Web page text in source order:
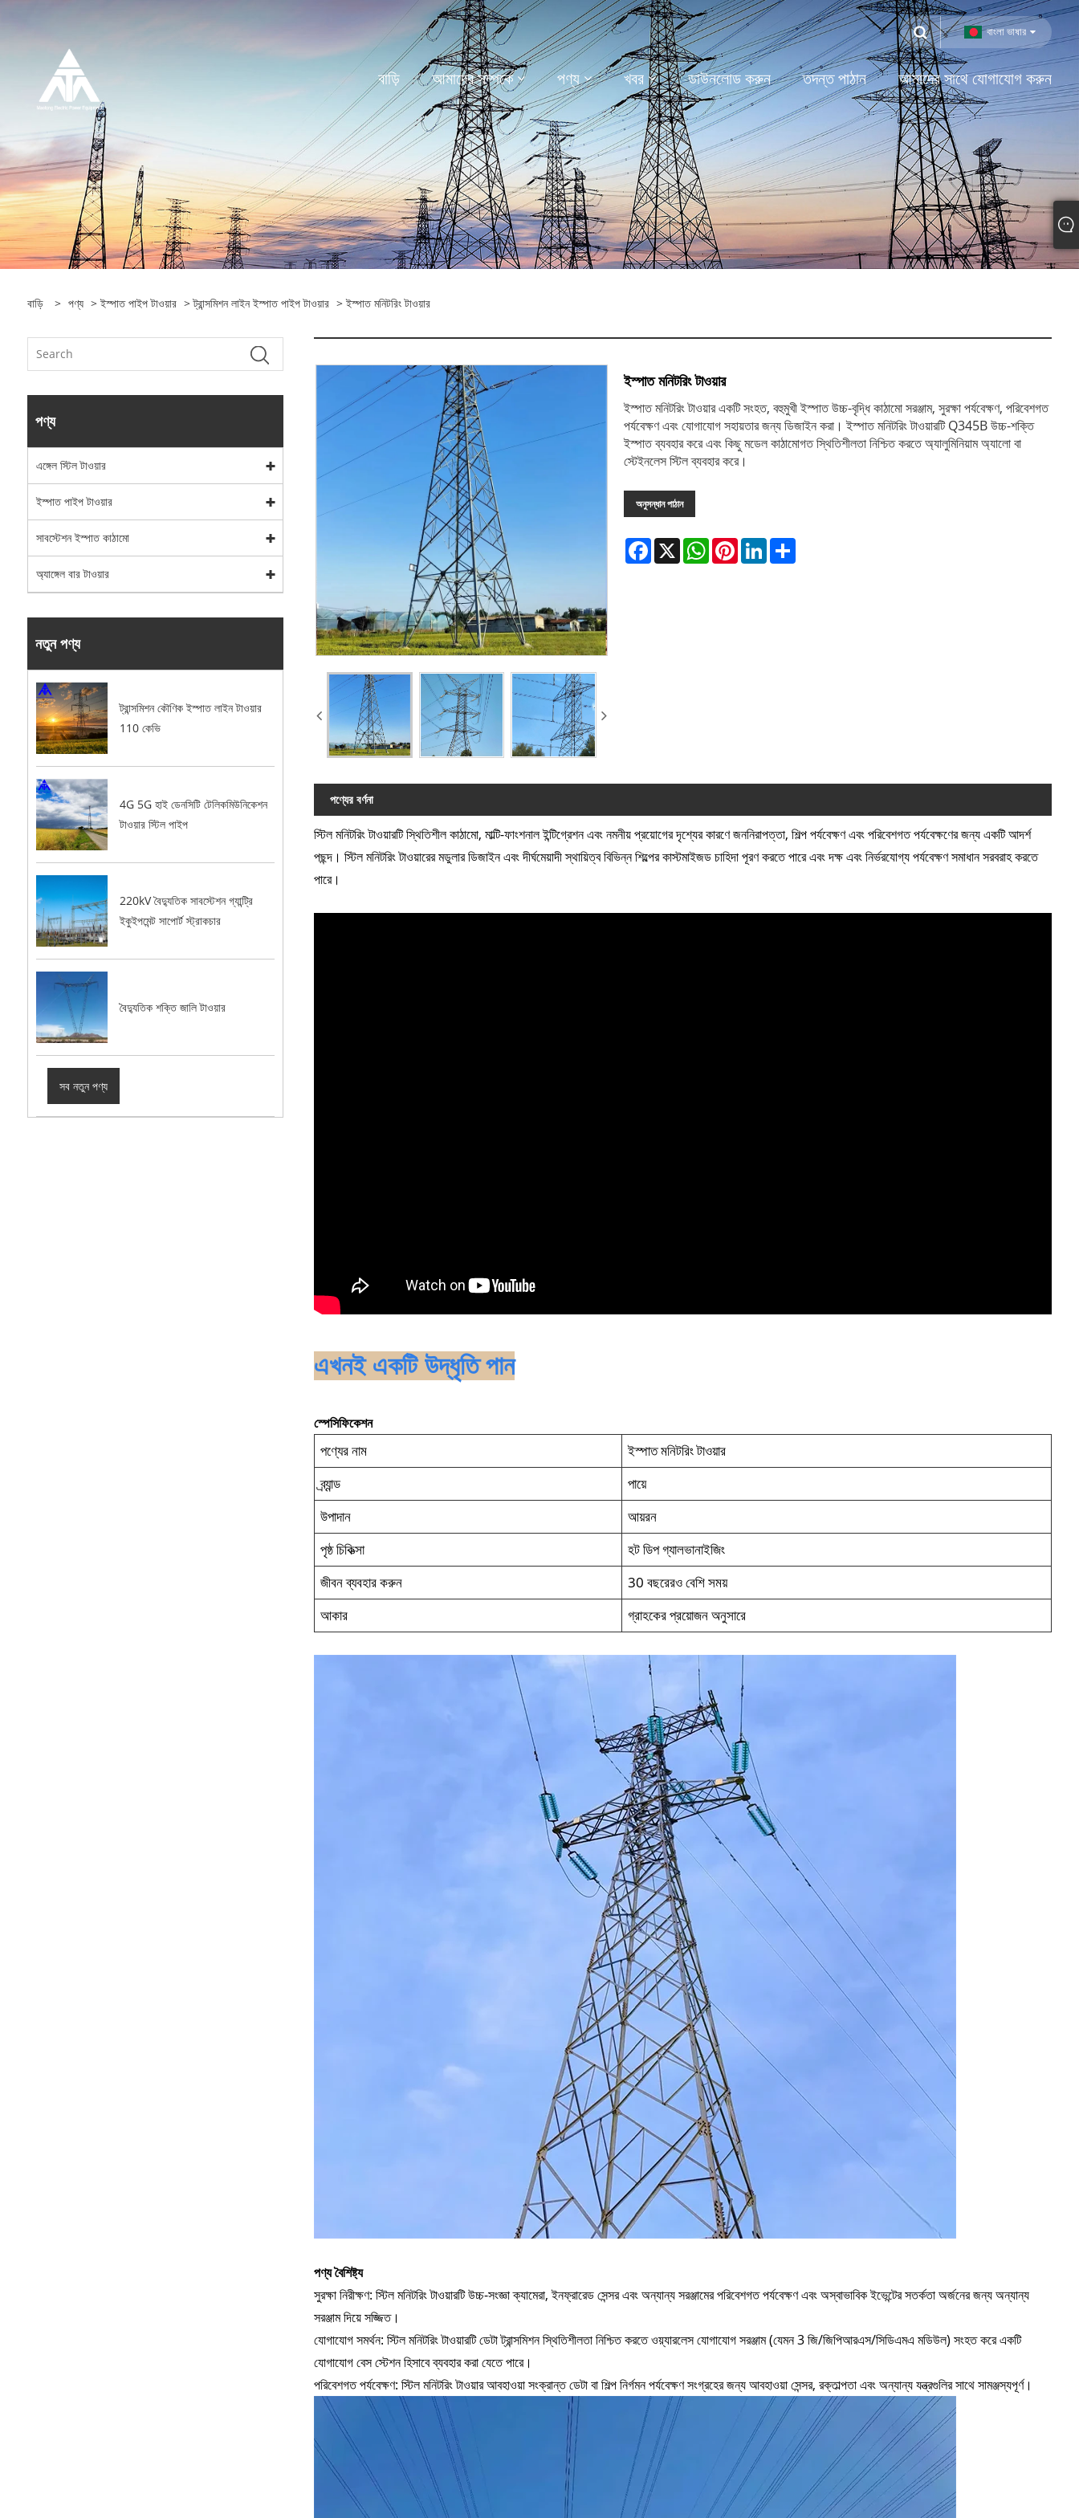
বাংলা ভাষার
বাড়ি আমাদের সম্পর্কে পণ্য খবর ডাউনলোড করুন তদন্ত পাঠান আমাদের সাথে যোগাযোগ করুন
বাড়ি > পণ্য >ইস্পাত পাইপ টাওয়ার >ট্রান্সমিশন লাইন ইস্পাত পাইপ টাওয়ার > ইস্পাত মনিটরিং টাওয়ার
পণ্য
এঙ্গেল স্টিল টাওয়ার
ইস্পাত পাইপ টাওয়ার
সাবস্টেশন ইস্পাত কাঠামো
অ্যাঙ্গেল বার টাওয়ার
নতুন পণ্য
ট্রান্সমিশন কৌণিক ইস্পাত লাইন টাওয়ার
110 কেভি
4G 5G হাই ডেনসিটি টেলিকমিউনিকেশন
টাওয়ার স্টিল পাইপ
220kV বৈদ্যুতিক সাবস্টেশন গ্যান্ট্রি
ইকুইপমেন্ট সাপোর্ট স্ট্রাকচার
বৈদ্যুতিক শক্তি জালি টাওয়ার
সব নতুন পণ্য
ইস্পাত মনিটরিং টাওয়ার
ইস্পাত মনিটরিং টাওয়ার একটি সংহত, বহুমুখী ইস্পাত উচ্চ-বৃদ্ধি কাঠামো সরঞ্জাম, সুরক্ষা পর্যবেক্ষণ, পরিবেশগত
পর্যবেক্ষণ এবং যোগাযোগ সহায়তার জন্য ডিজাইন করা। ইস্পাত মনিটরিং টাওয়ারটি Q345B উচ্চ-শক্তি
ইস্পাত ব্যবহার করে এবং কিছু মডেল কাঠামোগত স্থিতিশীলতা নিশ্চিত করতে অ্যালুমিনিয়াম অ্যালো বা
স্টেইনলেস স্টিল ব্যবহার করে।
অনুসন্ধান পাঠান
Facebook
X WhatsApp
PinterestLinkedIn
পণ্যের বর্ণনা
স্টিল মনিটরিং টাওয়ারটি স্থিতিশীল কাঠামো, মাল্টি-ফাংশনাল ইন্টিগ্রেশন এবং নমনীয় প্রয়োগের দৃশ্যের কারণে জননিরাপত্তা, শিল্প পর্যবেক্ষণ এবং পরিবেশগত পর্যবেক্ষণের জন্য একটি আদর্শ
পছন্দ। স্টিল মনিটরিং টাওয়ারের মডুলার ডিজাইন এবং দীর্ঘমেয়াদী স্থায়িত্ব বিভিন্ন শিল্পের কাস্টমাইজড চাহিদা পূরণ করতে পারে এবং দক্ষ এবং নির্ভরযোগ্য পর্যবেক্ষণ সমাধান সরবরাহ করতে
পারে।
এখনই একটি উদ্ধৃতি পান
স্পেসিফিকেশন
পণ্যের নাম
ইস্পাত মনিটরিং টাওয়ার
ব্র্যান্ড
পায়ে
উপাদান
আয়রন
পৃষ্ঠ চিকিত্সা
হট ডিপ গ্যালভানাইজিং
জীবন ব্যবহার করুন
30 বছরেরও বেশি সময়
আকার
গ্রাহকের প্রয়োজন অনুসারে
পণ্য বৈশিষ্ট্য
সুরক্ষা নিরীক্ষণ: স্টিল মনিটরিং টাওয়ারটি উচ্চ-সংজ্ঞা ক্যামেরা, ইনফ্রারেড সেন্সর এবং অন্যান্য সরঞ্জামের পরিবেশগত পর্যবেক্ষণ এবং অস্বাভাবিক ইভেন্টের সতর্কতা অর্জনের জন্য অন্যান্য
সরঞ্জাম দিয়ে সজ্জিত।
যোগাযোগ সমর্থন: স্টিল মনিটরিং টাওয়ারটি ডেটা ট্রান্সমিশন স্থিতিশীলতা নিশ্চিত করতে ওয়্যারলেস যোগাযোগ সরঞ্জাম (যেমন 3 জি/জিপিআরএস/সিডিএমএ মডিউল) সংহত করে একটি
যোগাযোগ বেস স্টেশন হিসাবে ব্যবহার করা যেতে পারে।
পরিবেশগত পর্যবেক্ষণ: স্টিল মনিটরিং টাওয়ার আবহাওয়া সংক্রান্ত ডেটা বা শিল্প নির্গমন পর্যবেক্ষণ সংগ্রহের জন্য আবহাওয়া সেন্সর, রক্তাল্পতা এবং অন্যান্য যন্ত্রগুলির সাথে সামঞ্জস্যপূর্ণ।